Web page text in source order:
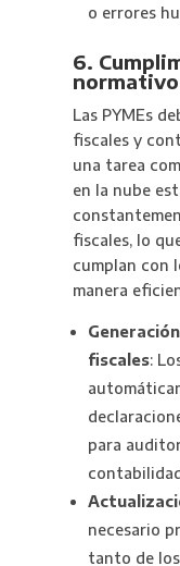
o errores
6.
Las PYMEs
fiscales y
una tarea
en la nube
fiscales, lo
cumplan con
manera
fiscales:
para
necesario
tanto de